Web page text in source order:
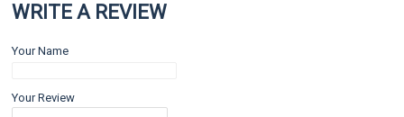
WRITE A REVIEW
Your Name
Your Review